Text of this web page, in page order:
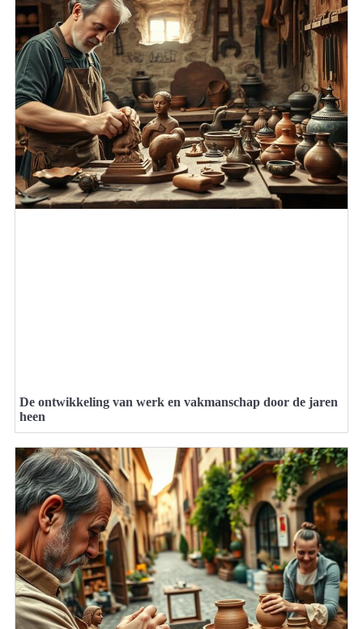
De ontwikkeling van werk en vakmanschap door de jaren
heen